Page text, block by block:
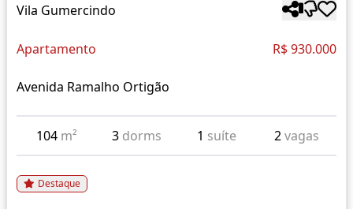
Vila Gumercindo
Apartamento R$ 930.000
Avenida Ramalho Ortigão
104 m² 3 dorms 1 suíte 2vagas
Destaque